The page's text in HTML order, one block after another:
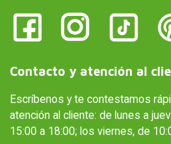
Contacto y atención al
Escríbenos y te contestamos
atención al cliente: de lunes a
15:00 a 18:00; los viernes, de